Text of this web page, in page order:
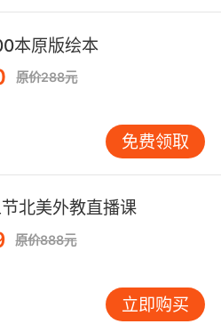
来得牢固。 第三个动作，
开口说、动笔写，并且
子听力不错、阅读也行，
壳。原因很简单：输入和
练就跨不过去。家长可以
述一件当天发生的小事，
如吃完晚饭后，让孩子用
发生了什么。说不出来没
，再试着翻译。写的话，
日记开始。关键在于，这
正。如果家长自己英语不
如果条件有限，找一个靠
导，效果会好很多。错误
越多反而越固化。 说到这
本原版绘本
原价288元
免费领取
北美外教直播课
原价888元
立即购买